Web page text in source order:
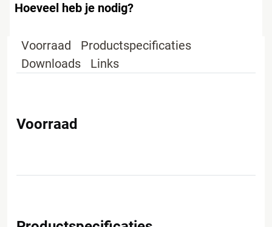
Hoeveel heb je nodig?
Voorraad
Productspecificaties
Downloads
Links
Voorraad